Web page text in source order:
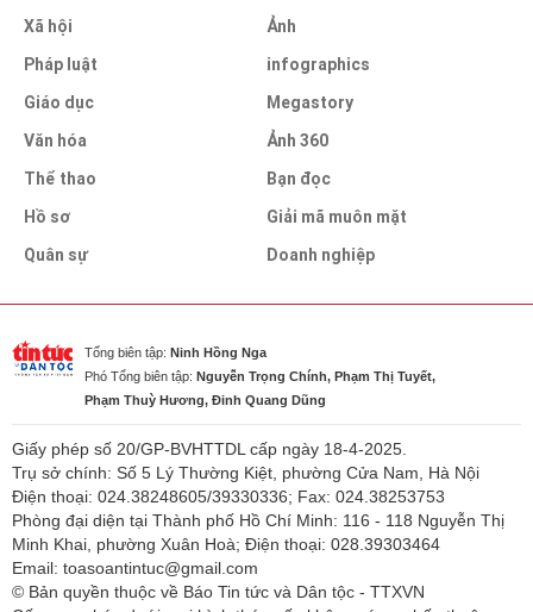
Xã hội
Pháp luật
Giáo dục
Văn hóa
Thể thao
Hồ sơ
Quân sự
Ảnh
infographics
Megastory
Ảnh 360
Bạn đọc
Giải mã muôn mặt
Doanh nghiệp
Tổng biên tập: Ninh Hồng Nga
Phó Tổng biên tập: Nguyễn Trọng Chính, Phạm Thị Tuyết,
Phạm Thuỳ Hương, Đinh Quang Dũng
Giấy phép số 20/GP-BVHTTDL cấp ngày 18-4-2025.
Trụ sở chính: Số 5 Lý Thường Kiệt, phường Cửa Nam, Hà Nội
Điện thoại: 024.38248605/39330336; Fax: 024.38253753
Phòng đại diện tại Thành phố Hồ Chí Minh: 116 - 118 Nguyễn Thị
Minh Khai, phường Xuân Hoà; Điện thoại: 028.39303464
Email: toasoantintuc@gmail.com
© Bản quyền thuộc về Báo Tin tức và Dân tộc - TTXVN